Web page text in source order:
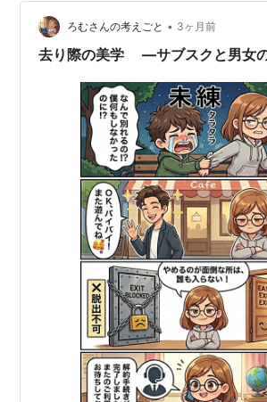
ろむさんの考えごと • 3ヶ月前
去り際の美学 ―サブスクと男女